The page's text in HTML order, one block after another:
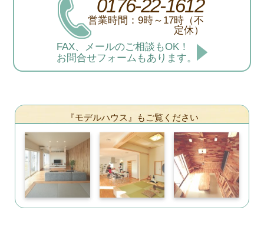
0176-22-1612
営業時間：9時～17時（不
定休）
FAX、メールのご相談もOK！
お問合せフォームもあります。
『モデルハウス』もご覧ください